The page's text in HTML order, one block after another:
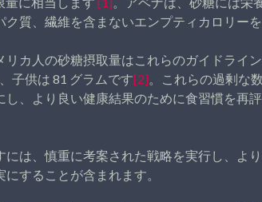
ク質、繊維を含まないエンプティカロリー
リカ人の砂糖摂取量はこれらのガイドライ
子供は 81 グラムです[2] 。これらの過剰な
し、より良い健康結果のために食習慣を再
には、慎重に考案された戦略を実行し、よ
することが含まれます。